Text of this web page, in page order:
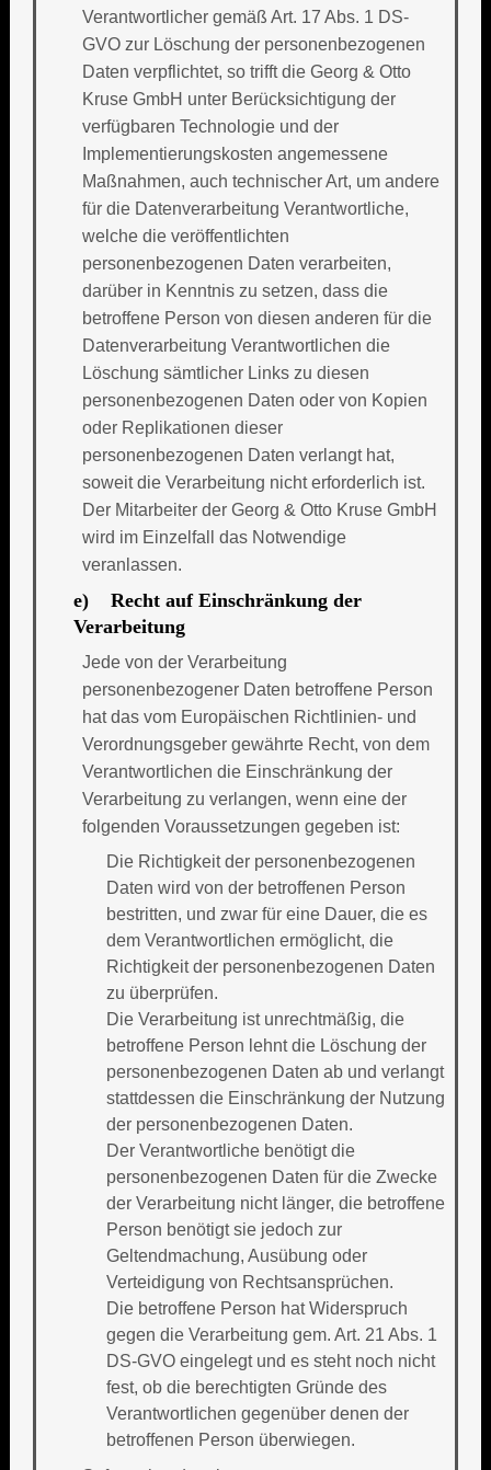
Verantwortlicher gemäß Art. 17 Abs. 1 DS-
GVO zur Löschung der personenbezogenen
Daten verpflichtet, so trifft die Georg & Otto
Kruse GmbH unter Berücksichtigung der
verfügbaren Technologie und der
Implementierungskosten angemessene
Maßnahmen, auch technischer Art, um andere
für die Datenverarbeitung Verantwortliche,
welche die veröffentlichten
personenbezogenen Daten verarbeiten,
darüber in Kenntnis zu setzen, dass die
betroffene Person von diesen anderen für die
Datenverarbeitung Verantwortlichen die
Löschung sämtlicher Links zu diesen
personenbezogenen Daten oder von Kopien
oder Replikationen dieser
personenbezogenen Daten verlangt hat,
soweit die Verarbeitung nicht erforderlich ist.
Der Mitarbeiter der Georg & Otto Kruse GmbH
wird im Einzelfall das Notwendige
veranlassen.
e) Recht auf Einschränkung der
Verarbeitung
Jede von der Verarbeitung
personenbezogener Daten betroffene Person
hat das vom Europäischen Richtlinien- und
Verordnungsgeber gewährte Recht, von dem
Verantwortlichen die Einschränkung der
Verarbeitung zu verlangen, wenn eine der
folgenden Voraussetzungen gegeben ist:
Die Richtigkeit der personenbezogenen
Daten wird von der betroffenen Person
bestritten, und zwar für eine Dauer, die es
dem Verantwortlichen ermöglicht, die
Richtigkeit der personenbezogenen Daten
zu überprüfen.
Die Verarbeitung ist unrechtmäßig, die
betroffene Person lehnt die Löschung der
personenbezogenen Daten ab und verlangt
stattdessen die Einschränkung der Nutzung
der personenbezogenen Daten.
Der Verantwortliche benötigt die
personenbezogenen Daten für die Zwecke
der Verarbeitung nicht länger, die betroffene
Person benötigt sie jedoch zur
Geltendmachung, Ausübung oder
Verteidigung von Rechtsansprüchen.
Die betroffene Person hat Widerspruch
gegen die Verarbeitung gem. Art. 21 Abs. 1
DS-GVO eingelegt und es steht noch nicht
fest, ob die berechtigten Gründe des
Verantwortlichen gegenüber denen der
betroffenen Person überwiegen.